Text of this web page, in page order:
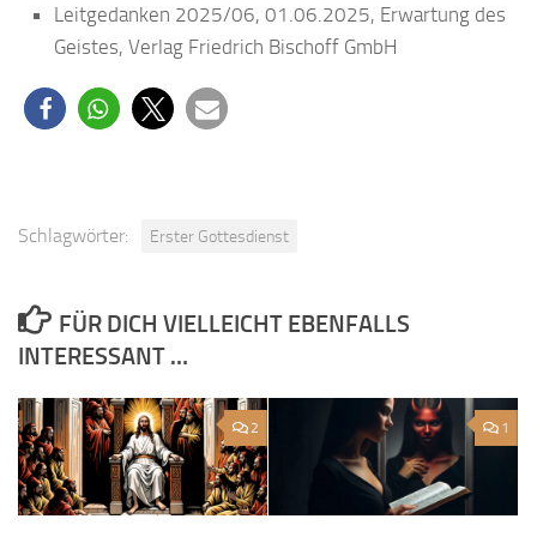
Leitgedanken 2025/06, 01.06.2025, Erwartung des
Geistes, Verlag Friedrich Bischoff GmbH
Schlagwörter: Erster Gottesdienst
FÜR DICH VIELLEICHT EBENFALLS
INTERESSANT …
2 1